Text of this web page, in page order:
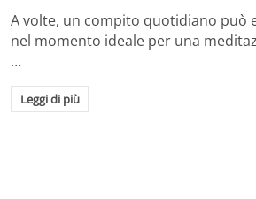
A volte, un compito quotidiano può
nel momento ideale per una
…
Leggi di più